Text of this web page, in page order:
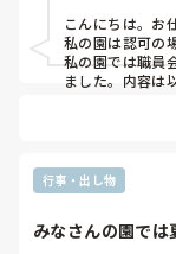
こんにちは。お
私の園は認可の
私の園では職員
ました。内容
・園長、主任か
・その他 なにか
行事・出し物
みなさんの園では